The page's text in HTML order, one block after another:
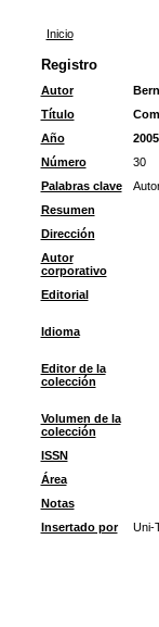
Inicio
Registro
Autor
Título
Año
2005
Número
30
Palabras clave
Resumen
Dirección
Autor
corporativo
Editorial
Idioma
Editor de la
colección
Volumen de la
colección
ISSN
Área
Notas
Insertado por
Uni-